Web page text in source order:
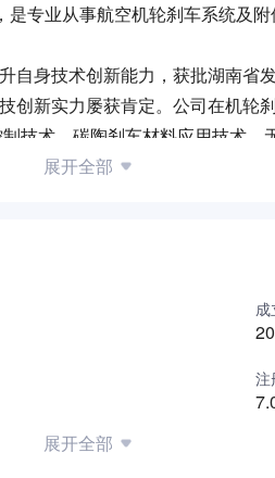
专业从事航空机轮刹车系统及
自身技术创新能力，获批湖南省
创新实力屡获肯定。公司在机轮
技术、碳陶刹车材料应用技术、
。荣获国家科学技术进步奖二等
展开全部
成
注
展开全部